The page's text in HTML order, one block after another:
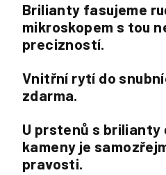
Brilianty fasujeme
mikroskopem s tou
precizností.
Vnitřní rytí do
zdarma.
U prstenů s brilianty
kameny je
pravosti.